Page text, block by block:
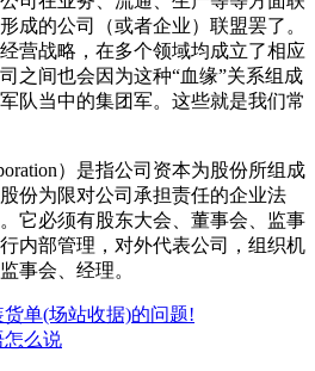
成的公司（或者企业）联盟罢了。
营战略，在多个领域均成立了相应
之间也会因为这种“血缘”关系组成
队当中的集团军。这些就是我们常
）是指公司资本为股份所组成
份为限对公司承担责任的企业法
它必须有股东大会、董事会、监事
内部管理，对外代表公司，组织机
事会、经理。
单(场站收据)的问题!
怎么说